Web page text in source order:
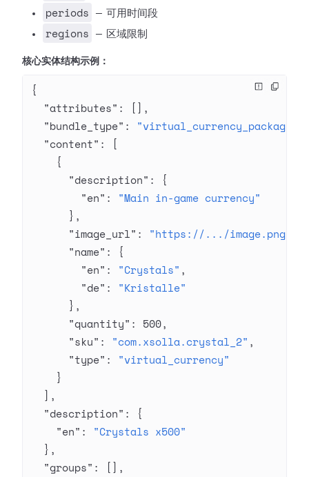
periods — 可用时间段
regions — 区域限制
核心实体结构示例：
{
  "attributes"
: [],
  "bundle_type"
: "virtual_currency_package"
  "content"
: [
    {
      "description"
: {
        "en"
: "Main in-game currency"
      },
      "image_url"
: "https://.../image.png"
      "name"
: {
        "en"
: "Crystals" ,
        "de"
: "Kristalle"
      },
      "quantity"
: 500,
      "sku"
: "com.xsolla.crystal_2" ,
      "type"
: "virtual_currency"
    }
  ],
  "description"
: {
    "en"
: "Crystals x500"
  },
  "groups"
: [],